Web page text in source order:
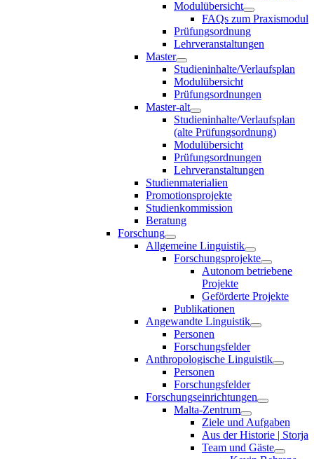
Modulübersicht
FAQs zum Praxismodul
Prüfungsordnung
Lehrveranstaltungen
Master
Studieninhalte/Verlaufsplan
Modulübersicht
Prüfungsordnungen
Master-alt
Studieninhalte/Verlaufsplan
(alte Prüfungsordnung)
Modulübersicht
Prüfungsordnungen
Lehrveranstaltungen
Studienmaterialien
Promotionsprojekte
Studienkommission
Beratung
Forschung
Allgemeine Linguistik
Forschungsprojekte
Autonom betriebene
Projekte
Geförderte Projekte
Publikationen
Angewandte Linguistik
Personen
Forschungsfelder
Anthropologische Linguistik
Personen
Forschungsfelder
Forschungseinrichtungen
Malta-Zentrum
Ziele und Aufgaben
Aus der Historie | Storja
Team und Gäste